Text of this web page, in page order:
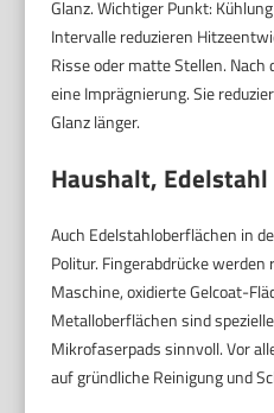
Glanz. Wichtiger Punkt:
Intervalle reduzieren
Risse oder matte Stellen.
eine Imprägnierung. Sie
Glanz länger.
Haushalt,
Auch Edelstahloberflächen in
Politur. Fingerabdrücke
Maschine, oxidierte Gelcoat-
Metalloberflächen sind
Mikrofaserpads sinnvoll. Vor
auf gründliche Reinigung und